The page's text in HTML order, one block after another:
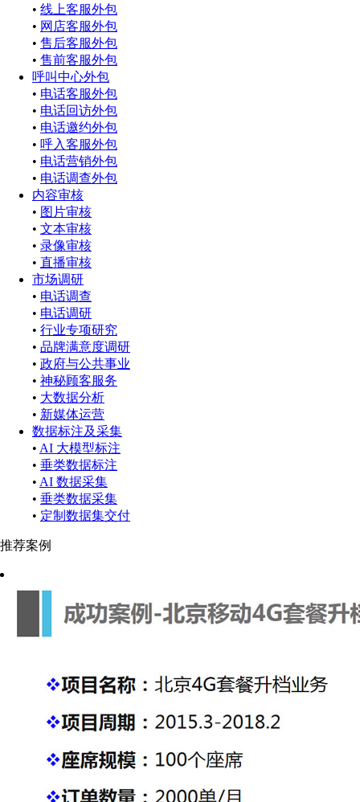
• 线上客服外包
• 网店客服外包
• 售后客服外包
• 售前客服外包
呼叫中心外包
• 电话客服外包
• 电话回访外包
• 电话邀约外包
• 呼入客服外包
• 电话营销外包
• 电话调查外包
内容审核
• 图片审核
• 文本审核
• 录像审核
• 直播审核
市场调研
• 电话调查
• 电话调研
• 行业专项研究
• 品牌满意度调研
• 政府与公共事业
• 神秘顾客服务
• 大数据分析
• 新媒体运营
数据标注及采集
• AI 大模型标注
• 垂类数据标注
• AI 数据采集
• 垂类数据采集
• 定制数据集交付
推荐案例